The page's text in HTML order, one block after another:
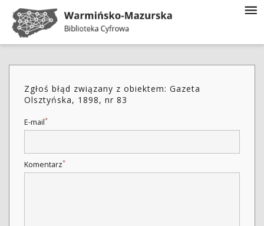
Zgłoś błąd związany z obiektem: Gazeta
Olsztyńska, 1898, nr 83
E-mail*
Komentarz*